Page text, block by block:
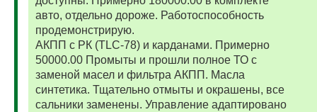
авто, отдельно дороже. Работоспособность
продемонстрирую.
АКПП с РК (TLC-78) и карданами. Примерно
50000.00 Промыты и прошли полное ТО с
заменой масел и фильтра АКПП. Масла
синтетика. Тщательно отмыты и окрашены, все
сальники заменены. Управление адаптировано